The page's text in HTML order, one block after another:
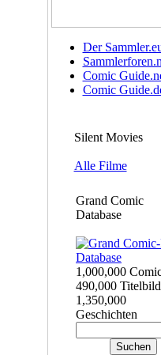
Der
Comic
Comic
Silent Movies
Alle Filme
Grand Comic
Database
1,000,000
490,000
1,350,000
Geschichten